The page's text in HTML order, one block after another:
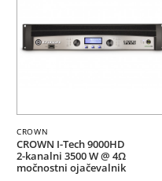
CROWN
CROWN I-Tech 9000HD
2-kanalni 3500 W @ 4Ω
močnostni ojačevalnik